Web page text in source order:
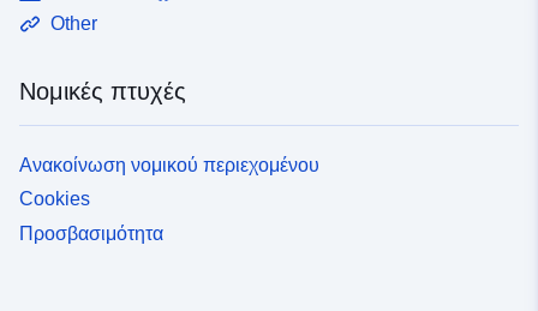
Other
Νομικές πτυχές
Ανακοίνωση νομικού περιεχομένου
Cookies
Προσβασιμότητα